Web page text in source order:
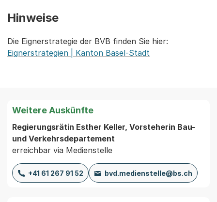
Hinweise
Die Eignerstrategie der BVB finden Sie hier:
Eignerstrategien | Kanton Basel-Stadt
Weitere Auskünfte
Regierungsrätin Esther Keller, Vorsteherin Bau-
und Verkehrsdepartement
erreichbar via Medienstelle
+41 61 267 91 52 bvd.medienstelle@bs.ch